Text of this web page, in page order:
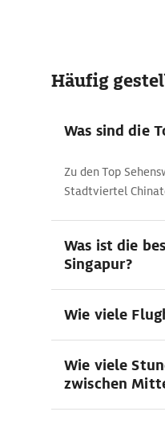
Häufig
Was sind die
Zu den Top
Stadtviertel
Was ist die
Singapur?
Wie viele
Wie viele
zwischen